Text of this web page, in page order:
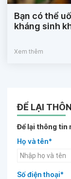
Bạn có thể
kháng sinh
Xem thêm
ĐỂ LẠI
Để lại thông tin
Họ và tên*
Số điện thoại*